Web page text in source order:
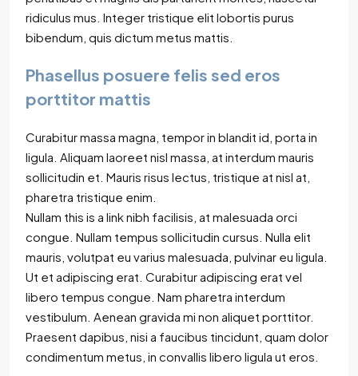
ridiculus mus. Integer tristique elit lobortis purus
bibendum, quis dictum metus mattis.
Phasellus posuere felis sed eros
porttitor mattis
Curabitur massa magna, tempor in blandit id, porta in
ligula. Aliquam laoreet nisl massa, at interdum mauris
sollicitudin et. Mauris risus lectus, tristique at nisl at,
pharetra tristique enim.
Nullam this is a link nibh facilisis, at malesuada orci
congue. Nullam tempus sollicitudin cursus. Nulla elit
mauris, volutpat eu varius malesuada, pulvinar eu ligula.
Ut et adipiscing erat. Curabitur adipiscing erat vel
libero tempus congue. Nam pharetra interdum
vestibulum. Aenean gravida mi non aliquet porttitor.
Praesent dapibus, nisi a faucibus tincidunt, quam dolor
condimentum metus, in convallis libero ligula ut eros.